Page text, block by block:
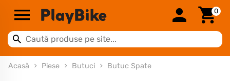
0
Acasă Piese Butuci Butuc Spate